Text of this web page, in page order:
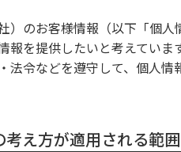
のお客様情報（以下「個人
報を提供したいと考えてい
令などを遵守して、個人情
え方が適用される範囲